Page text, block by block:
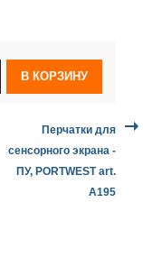
Перчатки для
сенсорного экрана -
ПУ, PORTWEST art.
A195